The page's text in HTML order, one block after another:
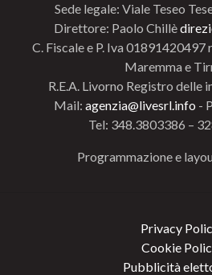
Sede legale: Viale Teseo
Direttore: Paolo Chillè
C. Fiscale e P. Iva
Maremma e
R.E.A. Livorno Registro delle
Mail: agenzia@livesrl.info -
Tel: 348.3803386 –
Programmazione e
Privacy
Cookie
Pubblicità